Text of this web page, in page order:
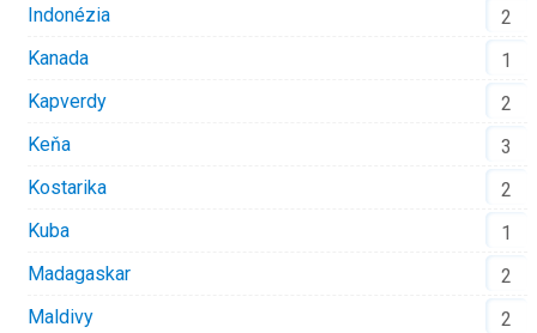
Indonézia
2
Kanada
1
Kapverdy
2
Keňa
3
Kostarika
2
Kuba
1
Madagaskar
2
Maldivy
2